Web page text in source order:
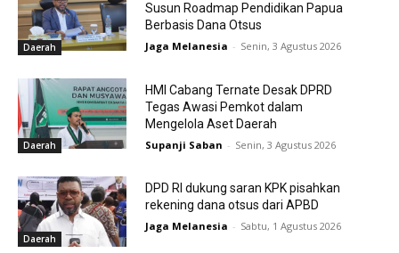
Daerah
Susun Roadmap Pendidikan Papua
Berbasis Dana Otsus
Jaga Melanesia - Senin, 3 Agustus 2026
Daerah
HMI Cabang Ternate Desak DPRD
Tegas Awasi Pemkot dalam
Mengelola Aset Daerah
Supanji Saban - Senin, 3 Agustus 2026
Daerah
DPD RI dukung saran KPK pisahkan
rekening dana otsus dari APBD
Jaga Melanesia - Sabtu, 1 Agustus 2026